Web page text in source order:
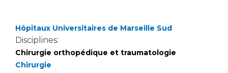
Hôpitaux Universitaires de Marseille Sud
Disciplines:
Chirurgie orthopédique et traumatologie
Chirurgie